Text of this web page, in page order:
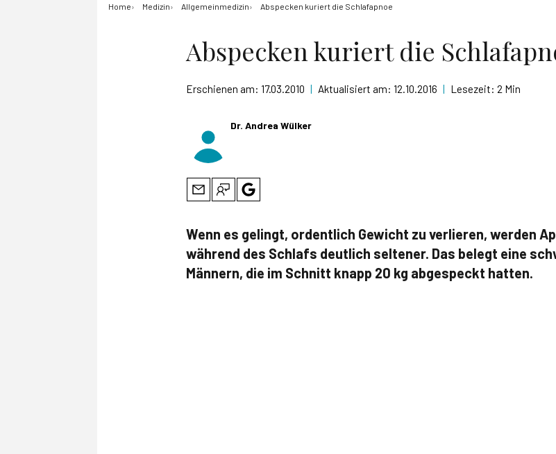
Home Medizin Allgemeinmedizin Abspecken kuriert die Schlafapnoe
Abspecken kuriert die
Erschienen am: 17.03.2010 | Aktualisiert am: 12.10.2016 | Lesezeit: 2 Min
Dr. Andrea Wülker
Wenn es gelingt, ordentlich Gewicht zu verlieren, werden
während des Schlafs deutlich seltener. Das belegt eine
Männern, die im Schnitt knapp 20 kg abgespeckt hatten.